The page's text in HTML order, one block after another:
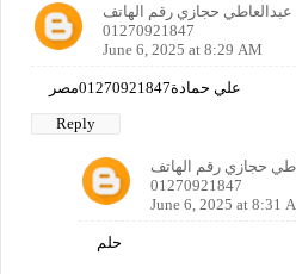
حجازي رقم الهاتف
01270921847
June 6, 2025 at 8:29 AM
علي حمادة01270921847مصر
Reply
حجازي رقم الهاتف
01270921847
June 6, 2025 at 8:31
حلم